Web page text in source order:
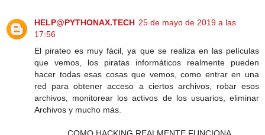
HELP@PYTHONAX.TECH 25 de mayo de 2019 a las
17:56
El pirateo es muy fácil, ya que se realiza en las películas
que vemos, los piratas informáticos realmente pueden
hacer todas esas cosas que vemos, como entrar en una
red para obtener acceso a ciertos archivos, robar esos
archivos, monitorear los activos de los usuarios, eliminar
Archivos y mucho más.